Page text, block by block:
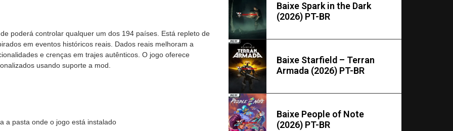
poderá controlar qualquer um dos 194 países. Está repleto de
em eventos históricos reais. Dados reais melhoram a
e crenças em trajes autênticos. O jogo oferece
usando suporte a mod.
a pasta onde o jogo está instalado
Baixe Spark in the Dark
(2026) PT-BR
Baixe Starfield – Terran
Armada (2026) PT-BR
Baixe People of Note
(2026) PT-BR